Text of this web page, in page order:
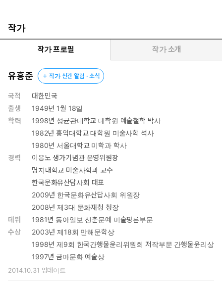
기록도 기록이려니와 ‘아는 만큼 보인다’ ‘전 국토가 박물관이다’ ‘사
랑하면 알게 되고 알면 보이나니 그때 보이는 것은 전과 같지 않으리
라’ 같은 명구들을 남긴 ‘답사기’를 새로이 읽는 맛을 선사한다. 또한
단순 여행 정보와 맛집 소개 일색의 여행 안내서와는 전혀 다른 품격
의 독서 경험을 제공할 것이다. 인터넷에 떠도는 수많은 정보와는 차
원이 다른 유홍준표 문화유산 해설, 읽을 가치와 소장 가치를 겸비한
‘여행자판’은 세대를 불문하고 사랑받을 것이다.
작가
작가 프로필 작가 소개
유홍준 작가 신간 알림 · 소식
국적
대한민국
출생
1949년 1월 18일
학력
1998년 성균관대학교 대학원 예술철학 박사
1982년 홍익대학교 대학원 미술사학 석사
1980년 서울대학교 미학과 학사
경력
이응노 생가기념관 운영위원장
명지대학교 미술사학과 교수
한국문화유산답사회 대표
2009년 한국문화유산답사회 위원장
2008년 제3대 문화재청 청장
데뷔
1981년 동아일보 신춘문예 미술평론부문
수상
2003년 제18회 만해문학상
1998년 제9회 한국간행물윤리위원회 저작부문 간행물윤리상
1997년 금마문화 예술상
2014.10.31 업데이트